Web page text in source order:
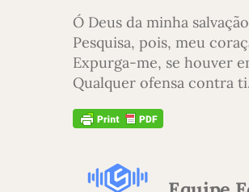
Ó Deus da minha
Pesquisa, pois, meu
Expurga-me, se houver
Qualquer ofensa contra ti.